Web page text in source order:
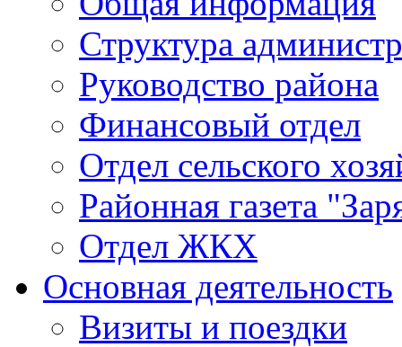
Структура
Руководство района
Финансовый отдел
Отдел сельского
Районная газета
Отдел ЖКХ
Основная деятельность
Визиты и поездки